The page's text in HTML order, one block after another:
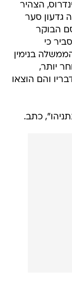
הצהיר
גדעון סער
הבוקר
כי
בנימין
יותר,
והם הוצאו
כתב.